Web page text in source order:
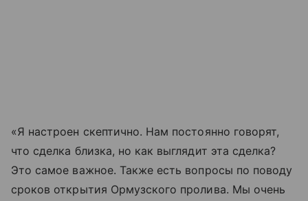
«Я настроен скептично. Нам постоянно говорят,
что сделка близка, но как выглядит эта сделка?
Это самое важное. Также есть вопросы по поводу
сроков открытия Ормузского пролива. Мы очень